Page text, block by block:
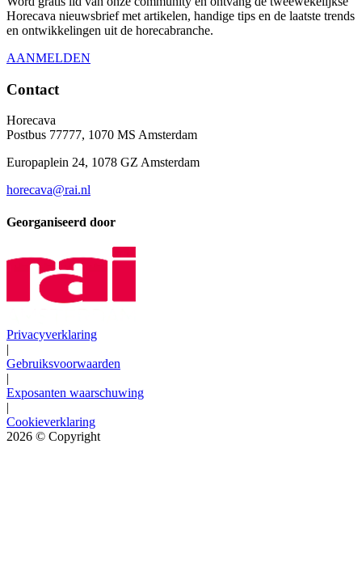
Horecava nieuwsbrief met artikelen, handige tips en de laatste trends
en ontwikkelingen uit de horecabranche.
AANMELDEN
Contact
Horecava
Postbus 77777, 1070 MS Amsterdam
Europaplein 24, 1078 GZ Amsterdam
horecava@rai.nl
Georganiseerd door
Privacyverklaring
|
Gebruiksvoorwaarden
|
Exposanten waarschuwing
|
Cookieverklaring
2026 © Copyright